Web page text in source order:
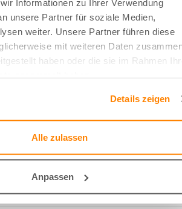
Informationen zu Ihrer Verwendung
unsere Partner für soziale Medien,
weiter. Unsere Partner führen diese
mit weiteren Daten
haben oder die sie im Rahmen
Details zeigen
Alle zulassen
Anpassen